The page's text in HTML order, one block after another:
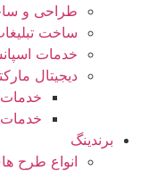
طراحی و
ساخت
خدمات
دیجیتال
برندینگ
انواع طرح